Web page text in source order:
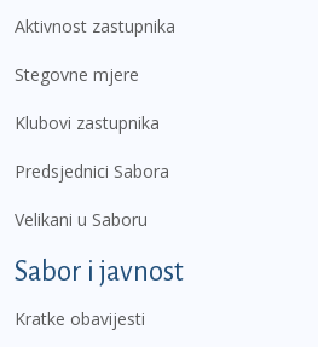
Aktivnost zastupnika
Stegovne mjere
Klubovi zastupnika
Predsjednici Sabora
Velikani u Saboru
Sabor i javnost
Kratke obavijesti